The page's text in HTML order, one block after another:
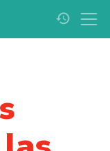
history